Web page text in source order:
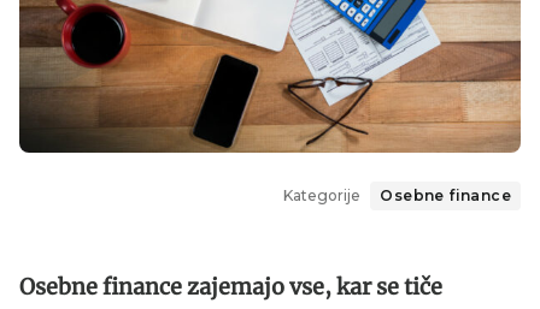
Kategorije Osebne finance
Osebne finance zajemajo vse, kar se tiče